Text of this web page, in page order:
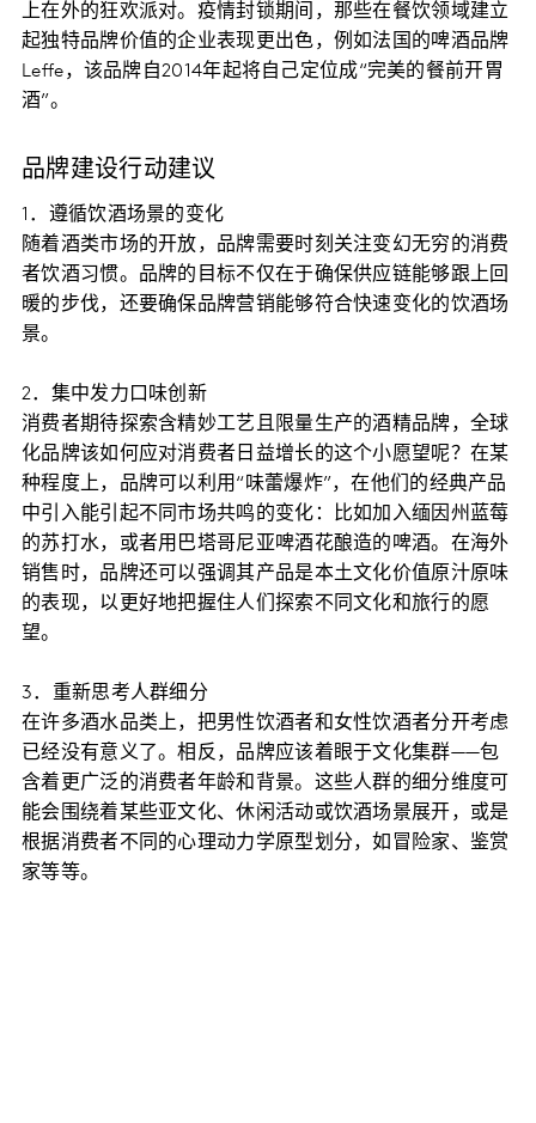
上在外的狂欢派对。疫情封锁期间，那些在餐饮领域建立
起独特品牌价值的企业表现更出色，例如法国的啤酒品牌
Leffe，该品牌自2014年起将自己定位成“完美的餐前开胃
酒”。
品牌建设行动建议
1．遵循饮酒场景的变化
随着酒类市场的开放，品牌需要时刻关注变幻无穷的消费
者饮酒习惯。品牌的目标不仅在于确保供应链能够跟上回
暖的步伐，还要确保品牌营销能够符合快速变化的饮酒场
景。
2．集中发力口味创新
消费者期待探索含精妙工艺且限量生产的酒精品牌，全球
化品牌该如何应对消费者日益增长的这个小愿望呢？在某
种程度上，品牌可以利用“味蕾爆炸”，在他们的经典产品
中引入能引起不同市场共鸣的变化：比如加入缅因州蓝莓
的苏打水，或者用巴塔哥尼亚啤酒花酿造的啤酒。在海外
销售时，品牌还可以强调其产品是本土文化价值原汁原味
的表现，以更好地把握住人们探索不同文化和旅行的愿
望。
3．重新思考人群细分
在许多酒水品类上，把男性饮酒者和女性饮酒者分开考虑
已经没有意义了。相反，品牌应该着眼于文化集群——包
含着更广泛的消费者年龄和背景。这些人群的细分维度可
能会围绕着某些亚文化、休闲活动或饮酒场景展开，或是
根据消费者不同的心理动力学原型划分，如冒险家、鉴赏
家等等。